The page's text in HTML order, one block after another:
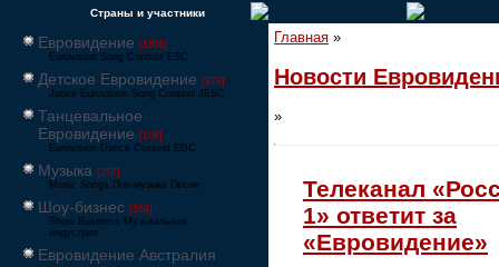
Страны и участники
Евровидение [1858]
Eurovision Song Contest ESC
Детское Евровидение [878]
Junior Eurovision Song Contest JESC
Танцевальное
Евровидение [106]
Eurovision Dance Contest EDC
Музыка [257]
Music Songs Поп-музыка Песни
Шоу-бизнес [564]
Show Business Музыкальная
индустрия
Евровидение Австралия
Главная »
Новости
»
Телеканал
1» ответит за
«Евровидение»